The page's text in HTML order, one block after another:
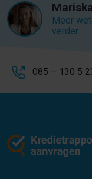
Meer
verder.
085 – 130 5